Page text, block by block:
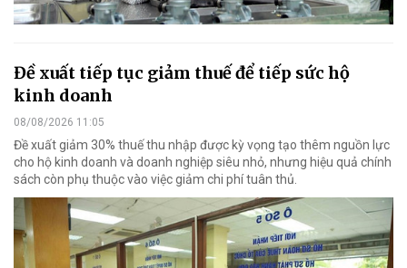
Đề xuất tiếp tục giảm thuế để tiếp sức hộ
kinh doanh
08/08/2026 11:05
Đề xuất giảm 30% thuế thu nhập được kỳ vọng tạo thêm nguồn lực
cho hộ kinh doanh và doanh nghiệp siêu nhỏ, nhưng hiệu quả chính
sách còn phụ thuộc vào việc giảm chi phí tuân thủ.